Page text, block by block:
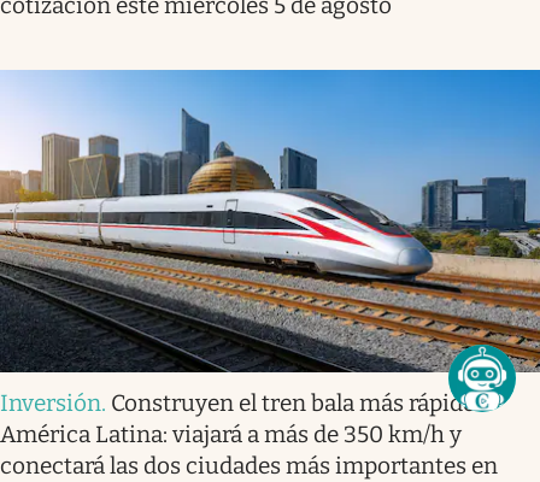
Inversión. Construyen el tren bala más rápido
América Latina: viajará a más de 350 km/h y
conectará las dos ciudades más importantes en